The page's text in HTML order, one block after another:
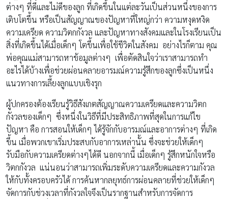
ต่างๆ ที่ดีและไม่ดีของลูก ที่เกิดขึ้นในแต่ละวันเป็นส่วนหนึ่งของการ
เติบโตขึ้น หรือเป็นสัญญาณของปัญหาที่ใหญ่กว่า ความหงุดหงิด
ความเครียด ความวิตกกังวล และปัญหาทางสังคมและในโรงเรียนเป็น
สิ่งที่เกิดขึ้นได้เมื่อเด็กๆ โตขึ้นเพื่อใช้ชีวิตในสังคม อย่างไรก็ตาม คุณ
พ่อคุณแม่สามารถหาข้อมูลต่างๆ เพื่อตัดสินใจว่าเราสามารถทำ
อะไรได้บ้างเพื่อช่วยผ่อนคลายอารมณ์ความรู้สึกของลูกซึ่งเป็นหนึ่ง
แนวทางการเลี้ยงลูกแบบเชิงรุก
ผู้ปกครองต้องเรียนรู้วิธีสังเกตสัญญาณความเครียดและความวิตก
กังวลของเด็กๆ ซึ่งหนึ่งในวิธีที่มีประสิทธิภาพที่สุดในการแก้ไข
ปัญหา คือ การสอนให้เด็กๆ ได้รู้จักกับอารมณ์และอาการต่างๆ ที่เกิด
ขึ้น เมื่อพวกเขาเริ่มประสบกับอาการเหล่านั้น ซึ่งจะช่วยให้เด็กๆ
รับมือกับความเครียดต่างๆได้ดี นอกจากนี้ เมื่อเด็กๆ รู้สึกหนักใจหรือ
วิตกกังวล แน่นอนว่าสามารถเพิ่มระดับความเครียดและความกังวล
ให้กับทั้งครอบครัวได้ การค้นหากลยุทธ์การผ่อนคลายที่ช่วยให้เด็กๆ
จัดการกับช่วงเวลาที่กังวลใจจึงเป็นรากฐานสำหรับการจัดการ